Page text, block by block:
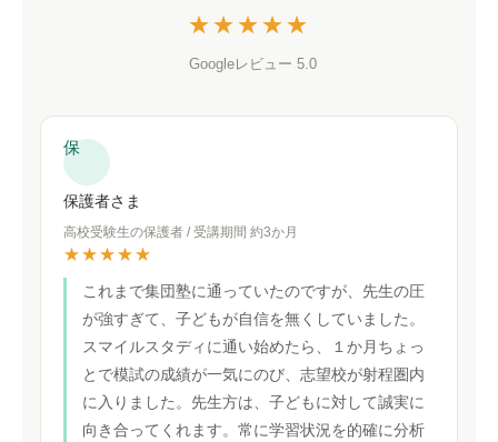
★★★★★
Googleレビュー 5.0
保
保護者さま
高校受験生の保護者 / 受講期間 約3か月
★★★★★
これまで集団塾に通っていたのですが、先生の圧
が強すぎて、子どもが自信を無くしていました。
スマイルスタディに通い始めたら、１か月ちょっ
とで模試の成績が一気にのび、志望校が射程圏内
に入りました。先生方は、子どもに対して誠実に
向き合ってくれます。常に学習状況を的確に分析